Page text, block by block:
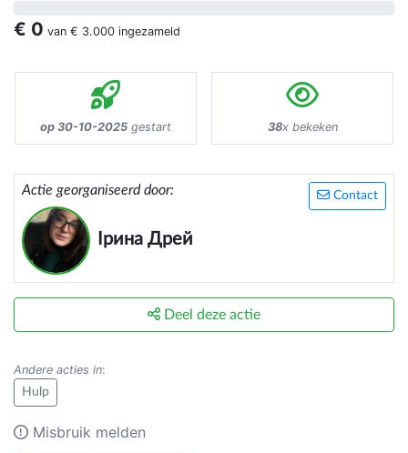
€ 0 van € 3.000 ingezameld
op 30-10-2025 gestart 38x bekeken
Contact
Actie georganiseerd door:
Ірина Дрей
Deel deze actie
Andere acties in:
Hulp
Misbruik melden